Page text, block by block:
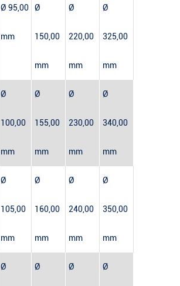
Ø 95,00
mm
Ø
150,00
mm
Ø
220,00
mm
Ø
325,00
mm
Ø
100,00
mm
Ø
155,00
mm
Ø
230,00
mm
Ø
340,00
mm
Ø
105,00
mm
Ø
160,00
mm
Ø
240,00
mm
Ø
350,00
mm
Ø Ø Ø Ø